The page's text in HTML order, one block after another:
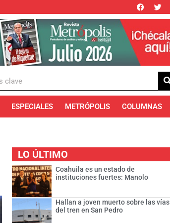
ESPECIALES METRÓPOLIS COLUMNAS
LO ÚLTIMO
Coahuila es un estado de
instituciones fuertes: Manolo
Hallan a joven muerto sobre las vías
del tren en San Pedro